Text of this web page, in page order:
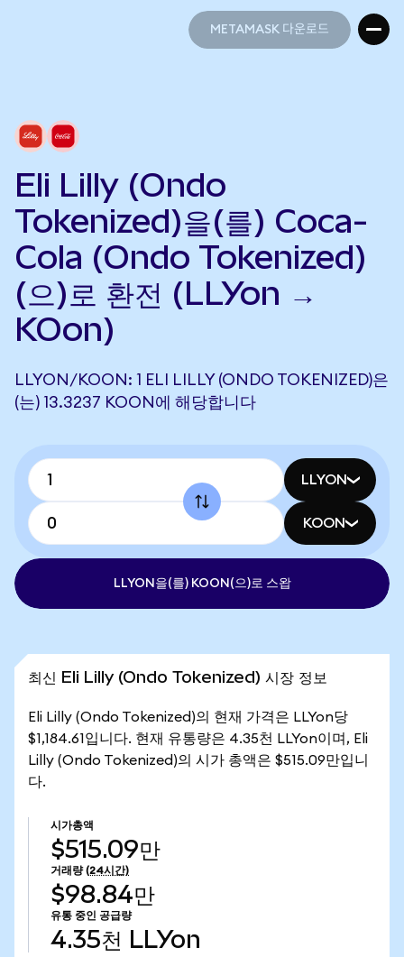
METAMASK 다운로드
Eli Lilly (Ondo
Tokenized)을(를) Coca-
Cola (Ondo Tokenized)
(으)로 환전 (LLYon →
KOon)
LLYON/KOON: 1 ELI LILLY (ONDO TOKENIZED)은
(는) 13.3237 KOON에 해당합니다
LLYON
KOON
LLYON을(를) KOON(으)로 스왑
최신 Eli Lilly (Ondo Tokenized) 시장 정보
Eli Lilly (Ondo Tokenized)의 현재 가격은 LLYon당
$1,184.61입니다. 현재 유통량은 4.35천 LLYon이며, Eli
Lilly (Ondo Tokenized)의 시가 총액은 $515.09만입니
다.
시가총액
$515.09만
거래량 (24시간)
$98.84만
유통 중인 공급량
4.35천 LLYon